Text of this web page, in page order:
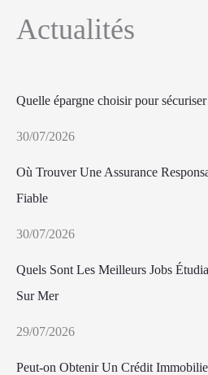
Actualités
Quelle épargne choisir pour
30/07/2026
Où Trouver Une Assurance
Fiable
30/07/2026
Quels Sont Les Meilleurs Jobs
Sur Mer
29/07/2026
Peut-on Obtenir Un Crédit